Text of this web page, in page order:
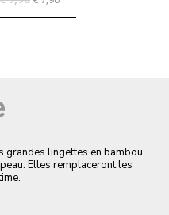
grandes lingettes en bambou
Elles remplaceront les